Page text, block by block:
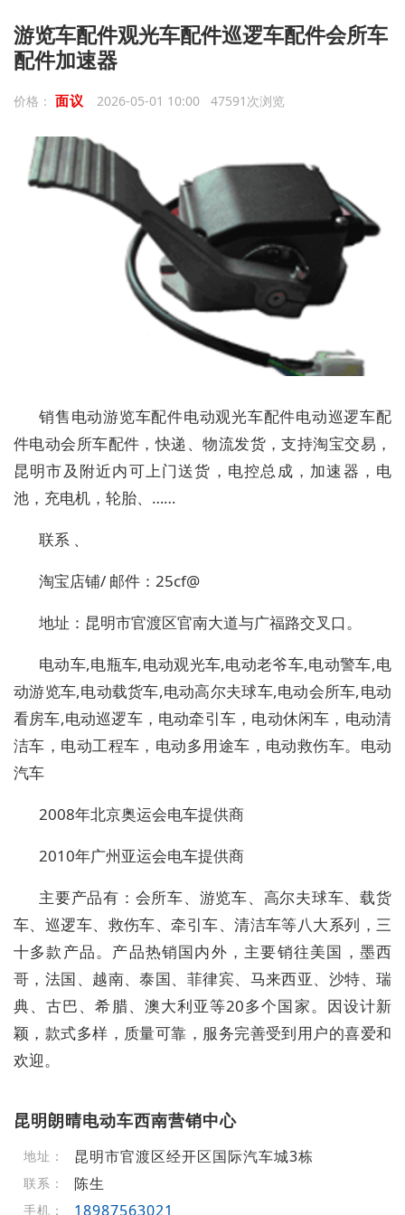
游览车配件观光车配件巡逻车配件会所车
配件加速器
价格： 面议 2026-05-01 10:00 47591次浏览
销售电动游览车配件电动观光车配件电动巡逻车配
件电动会所车配件，快递、物流发货，支持淘宝交易，
昆明市及附近内可上门送货，电控总成，加速器，电
池，充电机，轮胎、……
联系 、
淘宝店铺/ 邮件：25cf@
地址：昆明市官渡区官南大道与广福路交叉口。
电动车,电瓶车,电动观光车,电动老爷车,电动警车,电
动游览车,电动载货车,电动高尔夫球车,电动会所车,电动
看房车,电动巡逻车，电动牵引车，电动休闲车，电动清
洁车，电动工程车，电动多用途车，电动救伤车。电动
汽车
2008年北京奥运会电车提供商
2010年广州亚运会电车提供商
主要产品有：会所车、游览车、高尔夫球车、载货
车、巡逻车、救伤车、牵引车、清洁车等八大系列，三
十多款产品。产品热销国内外，主要销往美国，墨西
哥，法国、越南、泰国、菲律宾、马来西亚、沙特、瑞
典、古巴、希腊、澳大利亚等20多个国家。因设计新
颖，款式多样，质量可靠，服务完善受到用户的喜爱和
欢迎。
昆明朗晴电动车西南营销中心
地址： 昆明市官渡区经开区国际汽车城3栋
联系： 陈生
手机： 18987563021